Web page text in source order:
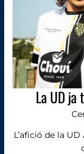
La UD
L’afició de la